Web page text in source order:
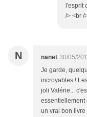
l'esprit
/> <br /
N nanet 30/05/
Je garde,
incroyables !
joli Valérie...
essentiellement
un vrai bon livre